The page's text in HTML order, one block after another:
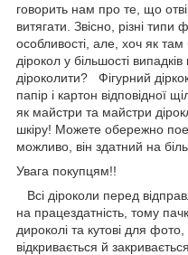
говорить нам про те, що
витягати. Звісно, різні типи
особливості, але, хоч як
дірокол у більшості
діроколити? Фігурний
папір і картон відповідної
як майстри та майстри
шкіру! Можете обережно
можливо, він здатний на
Увага
Всі діроколи перед
на працездатність, тому
дироколі та кутові для
відкривається й